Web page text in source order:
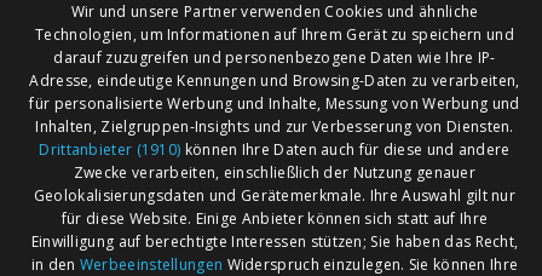
26723 Emden
Harms Flohmärkte
06.09.2026 Antik-Trödelmarkt Freigelände
AGB
Impressum
Märkte nach Bundesländern
Märkte nach PLZ
Wir und unsere Partner verwenden Cookies und ähnliche
Technologien, um Informationen auf Ihrem Gerät zu speichern und
darauf zuzugreifen und personenbezogene Daten wie Ihre IP-
Adresse, eindeutige Kennungen und Browsing-Daten zu verarbeiten,
für personalisierte Werbung und Inhalte, Messung von Werbung und
Inhalten, Zielgruppen-Insights und zur Verbesserung von Diensten.
Drittanbieter (1910) können Ihre Daten auch für diese und andere
Zwecke verarbeiten, einschließlich der Nutzung genauer
Geolokalisierungsdaten und Gerätemerkmale. Ihre Auswahl gilt nur
für diese Website. Einige Anbieter können sich statt auf Ihre
Einwilligung auf berechtigte Interessen stützen; Sie haben das Recht,
in den Werbeeinstellungen Widerspruch einzulegen. Sie können Ihre